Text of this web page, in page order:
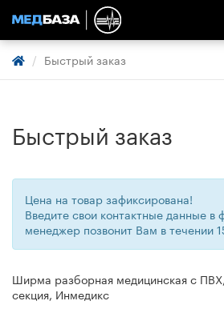
Быстрый заказ
Быстрый заказ
Цена на товар зафиксирована!
Введите свои контактные данные
менеджер позвонит Вам в течении
Ширма разборная медицинская с
секция, Инмедикс